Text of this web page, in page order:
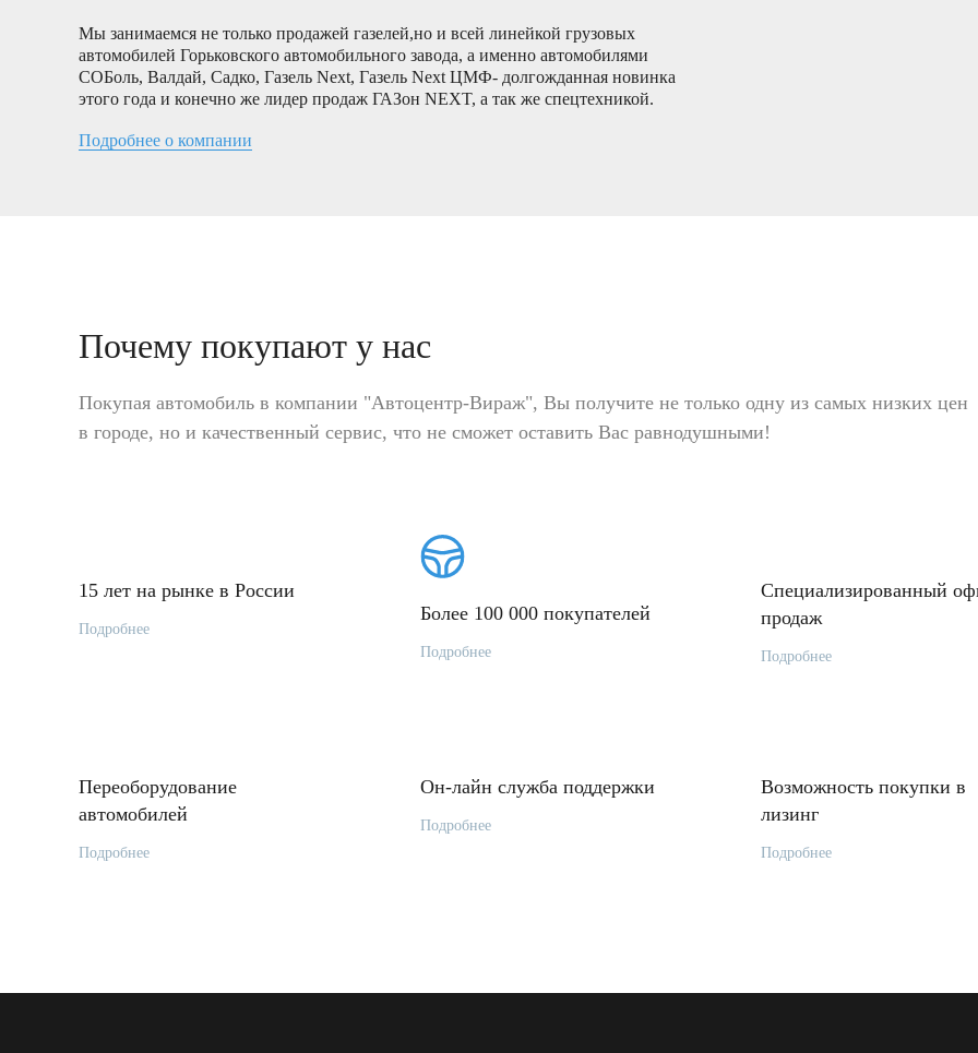
Мы занимаемся не только продажей газелей,но и всей линейкой грузовых
автомобилей Горьковского автомобильного завода, а именно автомобилями
СОБоль, Валдай, Садко, Газель Next, Газель Next ЦМФ- долгожданная новинка
этого года и конечно же лидер продаж ГАЗон NEXT, а так же спецтехникой.
Подробнее о компании
Почему покупают у нас
Покупая автомобиль в компании "Автоцентр-Вираж", Вы получите не только одну из самых низких цен
в городе, но и качественный сервис, что не сможет оставить Вас равнодушными!
15 лет на рынке в России
Подробнее
Более 100 000 покупателей
Подробнее
Специализированный
продаж
Подробнее
Переоборудование
автомобилей
Подробнее
Он-лайн служба поддержки
Подробнее
Возможность покупки в
лизинг
Подробнее